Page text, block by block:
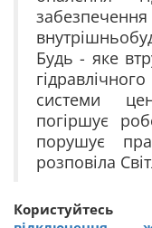
Будь - яке
системи
погіршує
порушує
розповіла
Користуйтесь